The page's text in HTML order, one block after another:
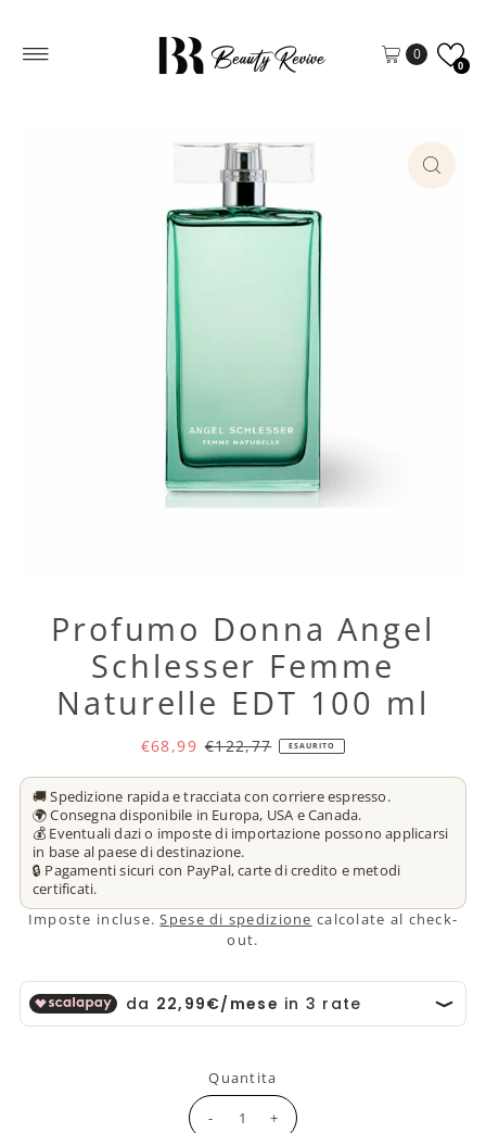
Vai direttamente ai contenuti
0
0
Profumo Donna Angel
Schlesser Femme
Naturelle EDT 100 ml
€68,99 €122,77 ESAURITO
🚚 Spedizione rapida e tracciata con corriere espresso.
🌍 Consegna disponibile in Europa, USA e Canada.
💰 Eventuali dazi o imposte di importazione possono applicarsi
in base al paese di destinazione.
🔒 Pagamenti sicuri con PayPal, carte di credito e metodi
certificati.
Imposte incluse.Spese di spedizione calcolate al check-
out.
Quantita
- +